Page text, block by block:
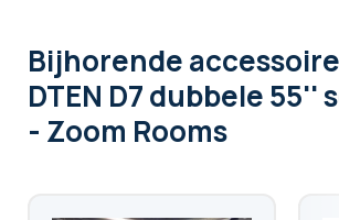
Bijhorende
DTEN D7 dubbele 55''
- Zoom Rooms